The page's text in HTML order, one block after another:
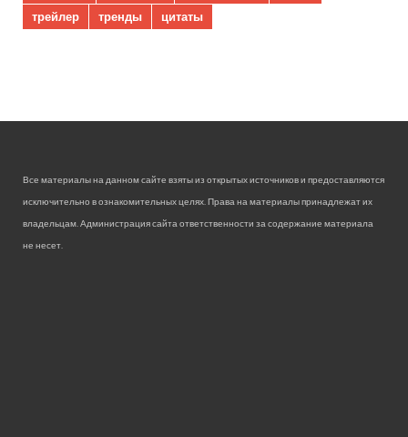
трейлер
тренды цитаты
Все материалы на данном сайте взяты из открытых источников и предоставляются
исключительно в ознакомительных целях. Права на материалы принадлежат их
владельцам. Администрация сайта ответственности за содержание материала
не несет.